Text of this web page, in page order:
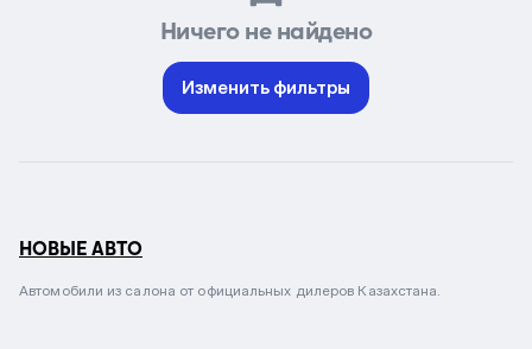
Ничего не найдено
Изменить фильтры
НОВЫЕ АВТО
Автомобили из салона от официальных дилеров Казахстана.